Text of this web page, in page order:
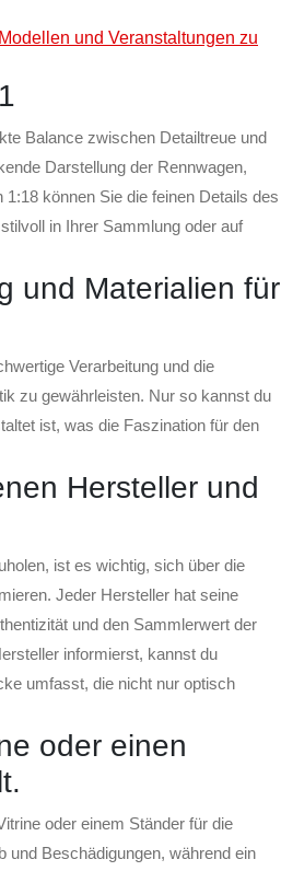
und Veranstaltungen zu
Balance zwischen Detailtreue und
Darstellung der Rennwagen,
können Sie die feinen Details des
in Ihrer Sammlung oder auf
und Materialien für
Verarbeitung und die
zu gewährleisten. Nur so kannst du
ist, was die Faszination für den
Hersteller und
ist es wichtig, sich über die
Jeder Hersteller hat seine
und den Sammlerwert der
informierst, kannst du
umfasst, die nicht nur optisch
oder einen
oder einem Ständer für die
und Beschädigungen, während ein